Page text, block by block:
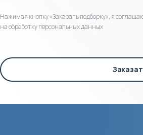
Нажимая кнопку «Заказать подборку», я
на обработку персональных данных